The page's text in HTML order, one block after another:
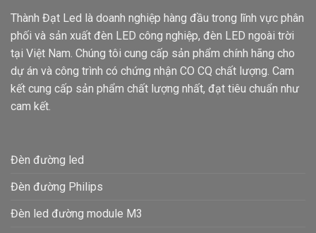
Thành Đạt Led là doanh nghiệp hàng đầu trong lĩnh vực phân
phối và sản xuất đèn LED công nghiệp, đèn LED ngoài trời
tại Việt Nam. Chúng tôi cung cấp sản phẩm chính hãng cho
dự án và công trình có chứng nhận CO CQ chất lượng. Cam
kết cung cấp sản phẩm chất lượng nhất, đạt tiêu chuẩn như
cam kết.
Đèn đường led
Đèn đường Philips
Đèn led đường module M3